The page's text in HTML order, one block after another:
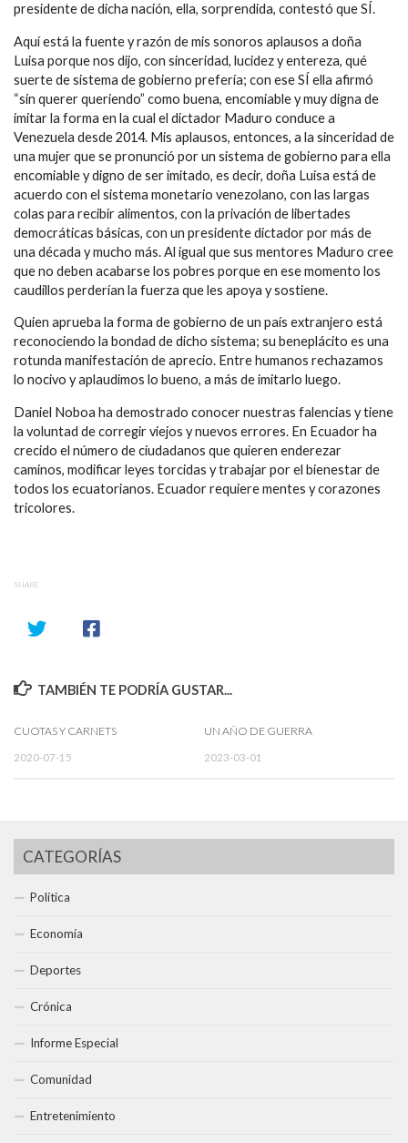
presidente de dicha nación, ella, sorprendida, contestó que SÍ.
Aquí está la fuente y razón de mis sonoros aplausos a doña
Luisa porque nos dijo, con sinceridad, lucidez y entereza, qué
suerte de sistema de gobierno prefería; con ese SÍ ella afirmó
“sin querer queriendo” como buena, encomiable y muy digna de
imitar la forma en la cual el dictador Maduro conduce a
Venezuela desde 2014. Mis aplausos, entonces, a la sinceridad de
una mujer que se pronunció por un sistema de gobierno para ella
encomiable y digno de ser imitado, es decir, doña Luisa está de
acuerdo con el sistema monetario venezolano, con las largas
colas para recibir alimentos, con la privación de libertades
democráticas básicas, con un presidente dictador por más de
una década y mucho más. Al igual que sus mentores Maduro cree
que no deben acabarse los pobres porque en ese momento los
caudillos perderían la fuerza que les apoya y sostiene.
Quien aprueba la forma de gobierno de un país extranjero está
reconociendo la bondad de dicho sistema; su beneplácito es una
rotunda manifestación de aprecio. Entre humanos rechazamos
lo nocivo y aplaudimos lo bueno, a más de imitarlo luego.
Daniel Noboa ha demostrado conocer nuestras falencias y tiene
la voluntad de corregir viejos y nuevos errores. En Ecuador ha
crecido el número de ciudadanos que quieren enderezar
caminos, modificar leyes torcidas y trabajar por el bienestar de
todos los ecuatorianos. Ecuador requiere mentes y corazones
tricolores.
SHARE
TAMBIÉN TE PODRÍA GUSTAR...
CUOTAS Y CARNETS
2020-07-15
UN AÑO DE GUERRA
2023-03-01
CATEGORÍAS
Política
Economía
Deportes
Crónica
Informe Especial
Comunidad
Entretenimiento